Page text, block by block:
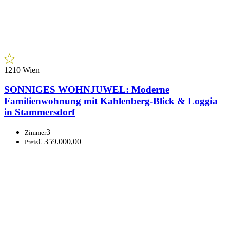
1210 Wien
SONNIGES WOHNJUWEL: Moderne
Familienwohnung mit Kahlenberg-Blick & Loggia
in Stammersdorf
Zimmer3
Preis€ 359.000,00